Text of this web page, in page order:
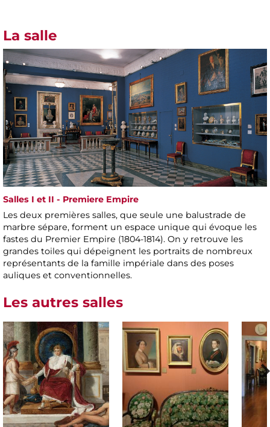
La salle
Salles I et II - Premiere Empire
Les deux premières salles, que seule une balustrade de
marbre sépare, forment un espace unique qui évoque les
fastes du Premier Empire (1804-1814). On y retrouve les
grandes toiles qui dépeignent les portraits de nombreux
représentants de la famille impériale dans des poses
auliques et conventionnelles.
Les autres salles